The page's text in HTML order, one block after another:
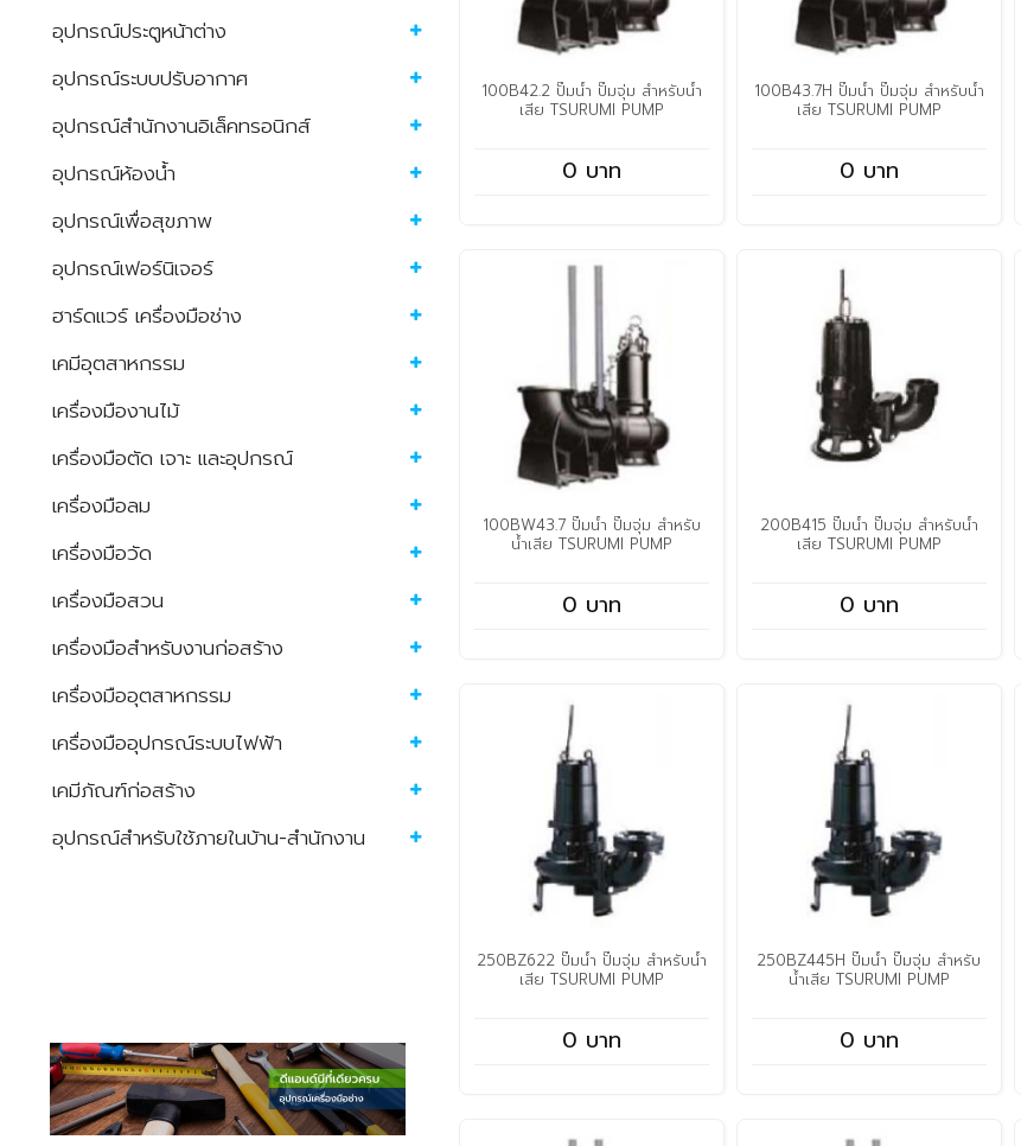
อุปกรณ์ประตูหน้าต่าง
อุปกรณ์ระบบปรับอากาศ
อุปกรณ์สำนักงานอิเล็คทรอนิกส์
อุปกรณ์ห้องน้ำ
อุปกรณ์เพื่อสุขภาพ
อุปกรณ์เฟอร์นิเจอร์
ฮาร์ดแวร์ เครื่องมือช่าง
เคมีอุตสาหกรรม
เครื่องมืองานไม้
เครื่องมือตัด เจาะ และอุปกรณ์
เครื่องมือลม
เครื่องมือวัด
เครื่องมือสวน
เครื่องมือสำหรับงานก่อสร้าง
เครื่องมืออุตสาหกรรม
เครื่องมืออุปกรณ์ระบบไฟฟ้า
เคมีภัณฑ์ก่อสร้าง
อุปกรณ์สำหรับใช้ภายในบ้าน-สำนักงาน
100B42.2 ปั๊มน้ำ ปั๊มจุ่ม สำหรับน้ำ
เสีย TSURUMI PUMP
0 บาท
100B43.7H ปั๊มน้ำ ปั๊มจุ่ม สำหรับน้ำ
เสีย TSURUMI PUMP
0 บาท
100BW43.7 ปั๊มน้ำ ปั๊มจุ่ม สำหรับ
น้ำเสีย TSURUMI PUMP
0 บาท
200B415 ปั๊มน้ำ ปั๊มจุ่ม สำหรับน้ำ
เสีย TSURUMI PUMP
0 บาท
250BZ622 ปั๊มน้ำ ปั๊มจุ่ม สำหรับน้ำ
เสีย TSURUMI PUMP
0 บาท
250BZ445H ปั๊มน้ำ ปั๊มจุ่ม สำหรับ
น้ำเสีย TSURUMI PUMP
0 บาท